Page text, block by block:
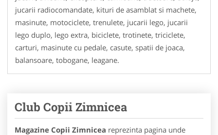
jucarii radiocomandate, kituri de asamblat si machete,
masinute, motociclete, trenulete, jucarii lego, jucarii
lego duplo, lego extra, biciclete, trotinete, triciclete,
carturi, masinute cu pedale, casute, spatii de joaca,
balansoare, tobogane, leagane.
Club Copii Zimnicea
Magazine Copii Zimnicea reprezinta pagina unde